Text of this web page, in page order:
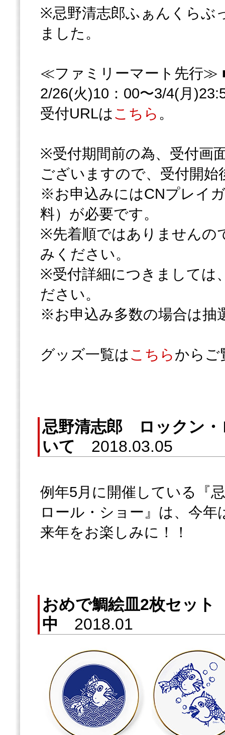
※忌野清志郎ふぁんくらぶ
ました。
≪ファミリーマート先行≫
2/26(火)10：00〜3/4(月
受付URLはこちら 。
※受付期間前の為、受付画
ございますので、受付開
※お申込みにはCNプレイ
料）が必要です。
※先着順ではありませんの
みください。
※受付詳細につきましては
ださい。
※お申込み多数の場合は抽
グッズ一覧はこちらからご
忌野清志郎 ロックン・
いて 2018.03.05
例年5月に開催している『
ロール・ショー』は、今
来年をお楽しみに！！
おめで鯛絵皿2枚セッ
中 2018.01